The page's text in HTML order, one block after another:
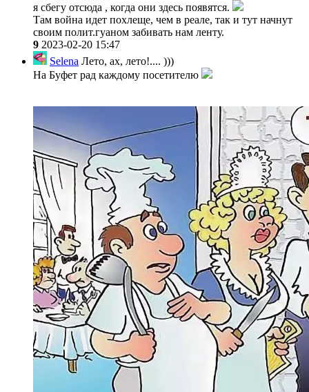
я сбегу отсюда , когда они здесь появятся.
Там война идет похлеще, чем в реале, так и тут начнут
своим полит.гуаном забивать нам ленту.
9 2023-02-20 15:47
Selena Лето, ах, лето!.... )))
На Буфет рад каждому посетителю